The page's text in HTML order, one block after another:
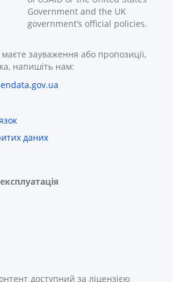
Government and the UK
government’s official policies.
зауваження або пропозиції,
напишіть нам:
даних
доступний за ліцензією